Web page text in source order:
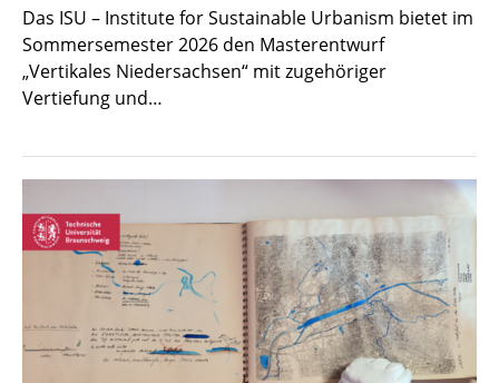
Das ISU – Institute for Sustainable Urbanism bietet im
Sommersemester 2026 den Masterentwurf
„Vertikales Niedersachsen“ mit zugehöriger
Vertiefung und…